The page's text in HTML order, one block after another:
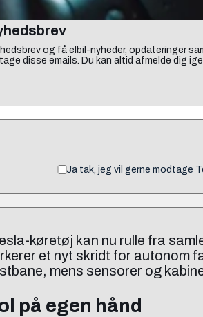
og få elbil-nyheder, opdateringer
disse emails. Du kan altid afmelde dig
Ja tak, jeg vil gerne modtage
køretøj kan nu rulle fra
et nyt skridt for autonom
mens sensorer og
på egen hånd